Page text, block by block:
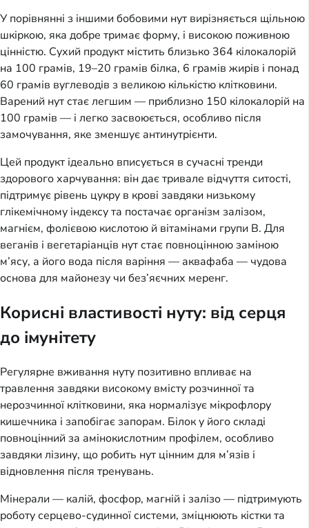
У порівнянні з іншими бобовими нут вирізняється щільною
шкіркою, яка добре тримає форму, і високою поживною
цінністю. Сухий продукт містить близько 364 кілокалорій
на 100 грамів, 19–20 грамів білка, 6 грамів жирів і понад
60 грамів вуглеводів з великою кількістю клітковини.
Варений нут стає легшим — приблизно 150 кілокалорій на
100 грамів — і легко засвоюється, особливо після
замочування, яке зменшує антинутрієнти.
Цей продукт ідеально вписується в сучасні тренди
здорового харчування: він дає тривале відчуття ситості,
підтримує рівень цукру в крові завдяки низькому
глікемічному індексу та постачає організм залізом,
магнієм, фолієвою кислотою й вітамінами групи В. Для
веганів і вегетаріанців нут стає повноцінною заміною
м’ясу, а його вода після варіння — аквафаба — чудова
основа для майонезу чи без’яєчних меренг.
Корисні властивості нуту: від серця
до імунітету
Регулярне вживання нуту позитивно впливає на
травлення завдяки високому вмісту розчинної та
нерозчинної клітковини, яка нормалізує мікрофлору
кишечника і запобігає запорам. Білок у його складі
повноцінний за амінокислотним профілем, особливо
завдяки лізину, що робить нут цінним для м’язів і
відновлення після тренувань.
Мінерали — калій, фосфор, магній і залізо — підтримують
роботу серцево-судинної системи, зміцнюють кістки та